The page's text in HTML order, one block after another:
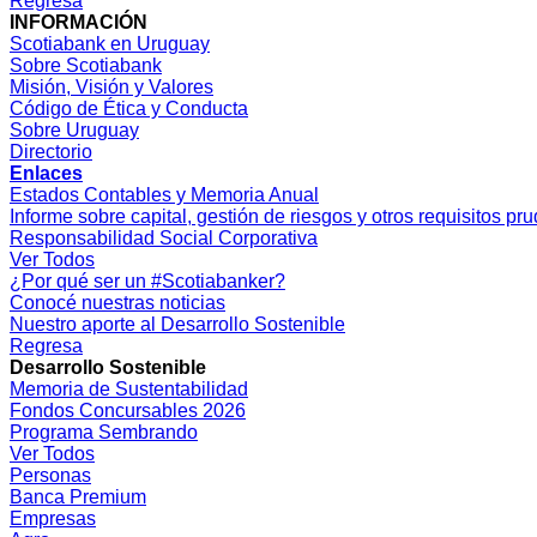
INFORMACIÓN
Scotiabank en Uruguay
Sobre Scotiabank
Misión, Visión y Valores
Código de Ética y Conducta
Sobre Uruguay
Directorio
Enlaces
Estados Contables y Memoria Anual
Informe sobre capital, gestión de riesgos y otros requisitos
Responsabilidad Social Corporativa
Ver Todos
¿Por qué ser un #Scotiabanker?
Conocé nuestras noticias
Nuestro aporte al Desarrollo Sostenible
Regresa
Desarrollo Sostenible
Memoria de Sustentabilidad
Fondos Concursables 2026
Programa Sembrando
Ver Todos
Personas
Banca Premium
Empresas